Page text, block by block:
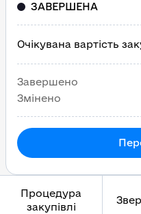
Процедура
закупівлі
ЗАВЕРШЕНА
Очікувана вартість
Завершено
Змінено